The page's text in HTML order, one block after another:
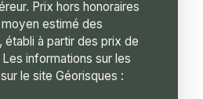
Prix hors honoraires
estimé des
établi à partir des prix de
informations sur les
le site Géorisques :